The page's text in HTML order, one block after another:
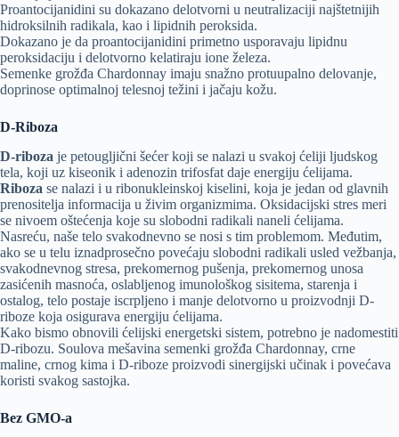
Proantocijanidini su dokazano delotvorni u neutralizaciji najštetnijih
hidroksilnih radikala, kao i lipidnih peroksida.
Dokazano je da proantocijanidini primetno usporavaju lipidnu
peroksidaciju i delotvorno kelatiraju ione železa.
Semenke grožđa Chardonnay imaju snažno protuupalno delovanje,
doprinose optimalnoj telesnoj težini i jačaju kožu.
D-Riboza
D-riboza je petougljični šećer koji se nalazi u svakoj ćeliji ljudskog
tela, koji uz kiseonik i adenozin trifosfat daje energiju ćelijama.
Riboza se nalazi i u ribonukleinskoj kiselini, koja je jedan od glavnih
prenositelja informacija u živim organizmima. Oksidacijski stres meri
se nivoem oštećenja koje su slobodni radikali naneli ćelijama.
Nasreću, naše telo svakodnevno se nosi s tim problemom. Međutim,
ako se u telu iznadprosečno povećaju slobodni radikali usled vežbanja,
svakodnevnog stresa, prekomernog pušenja, prekomernog unosa
zasićenih masnoća, oslabljenog imunološkog sisitema, starenja i
ostalog, telo postaje iscrpljeno i manje delotvorno u proizvodnji D-
riboze koja osigurava energiju ćelijama.
Kako bismo obnovili ćelijski energetski sistem, potrebno je nadomestiti
D-ribozu. Soulova mešavina semenki grožđa Chardonnay, crne
maline, crnog kima i D-riboze proizvodi sinergijski učinak i povećava
koristi svakog sastojka.
Bez GMO-a